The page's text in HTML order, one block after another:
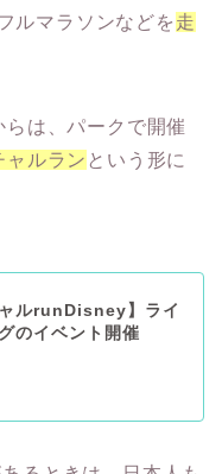
ルマラソンなどを 走
は、パークで開催
ャルラン という形に
ャルrunDisney】ライ
のイベント開催